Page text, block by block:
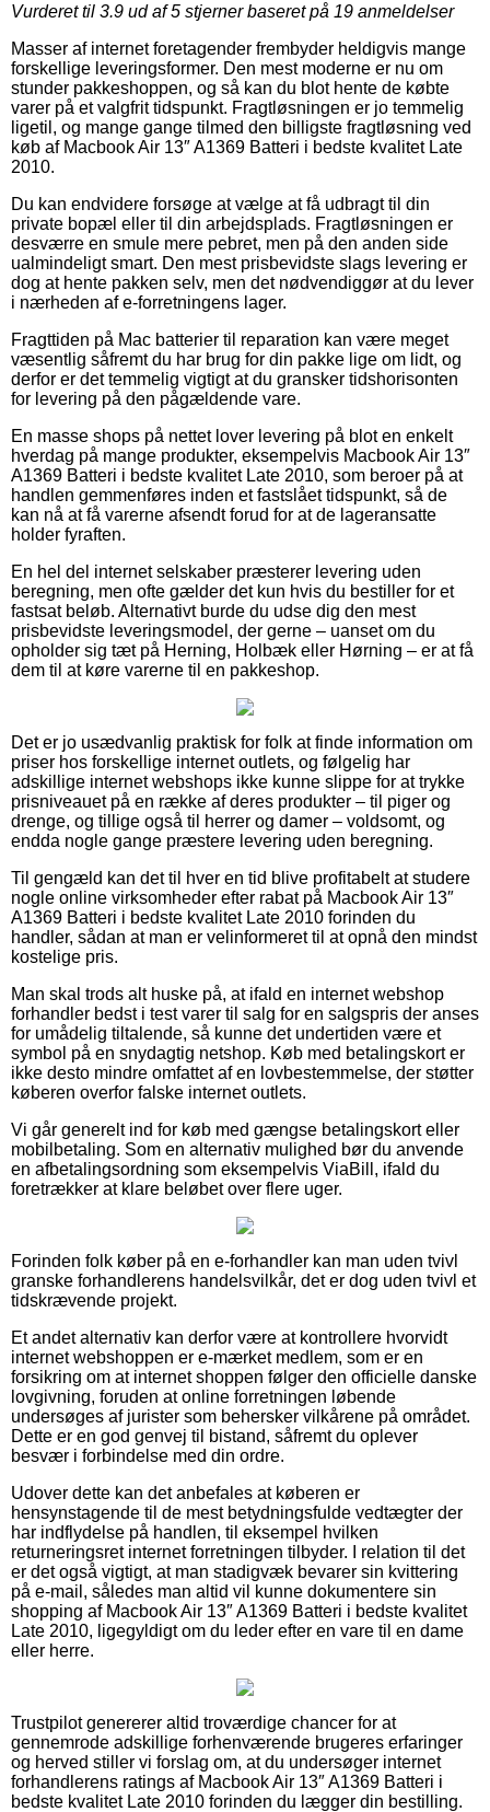
Vurderet til 3.9 ud af 5 stjerner baseret på 19 anmeldelser
Masser af internet foretagender frembyder heldigvis mange
forskellige leveringsformer. Den mest moderne er nu om
stunder pakkeshoppen, og så kan du blot hente de købte
varer på et valgfrit tidspunkt. Fragtløsningen er jo temmelig
ligetil, og mange gange tilmed den billigste fragtløsning ved
køb af Macbook Air 13″ A1369 Batteri i bedste kvalitet Late
2010.
Du kan endvidere forsøge at vælge at få udbragt til din
private bopæl eller til din arbejdsplads. Fragtløsningen er
desværre en smule mere pebret, men på den anden side
ualmindeligt smart. Den mest prisbevidste slags levering er
dog at hente pakken selv, men det nødvendiggør at du lever
i nærheden af e-forretningens lager.
Fragttiden på Mac batterier til reparation kan være meget
væsentlig såfremt du har brug for din pakke lige om lidt, og
derfor er det temmelig vigtigt at du gransker tidshorisonten
for levering på den pågældende vare.
En masse shops på nettet lover levering på blot en enkelt
hverdag på mange produkter, eksempelvis Macbook Air 13″
A1369 Batteri i bedste kvalitet Late 2010, som beroer på at
handlen gemmenføres inden et fastslået tidspunkt, så de
kan nå at få varerne afsendt forud for at de lageransatte
holder fyraften.
En hel del internet selskaber præsterer levering uden
beregning, men ofte gælder det kun hvis du bestiller for et
fastsat beløb. Alternativt burde du udse dig den mest
prisbevidste leveringsmodel, der gerne – uanset om du
opholder sig tæt på Herning, Holbæk eller Hørning – er at få
dem til at køre varerne til en pakkeshop.
Det er jo usædvanlig praktisk for folk at finde information om
priser hos forskellige internet outlets, og følgelig har
adskillige internet webshops ikke kunne slippe for at trykke
prisniveauet på en række af deres produkter – til piger og
drenge, og tillige også til herrer og damer – voldsomt, og
endda nogle gange præstere levering uden beregning.
Til gengæld kan det til hver en tid blive profitabelt at studere
nogle online virksomheder efter rabat på Macbook Air 13″
A1369 Batteri i bedste kvalitet Late 2010 forinden du
handler, sådan at man er velinformeret til at opnå den mindst
kostelige pris.
Man skal trods alt huske på, at ifald en internet webshop
forhandler bedst i test varer til salg for en salgspris der anses
for umådelig tiltalende, så kunne det undertiden være et
symbol på en snydagtig netshop. Køb med betalingskort er
ikke desto mindre omfattet af en lovbestemmelse, der støtter
køberen overfor falske internet outlets.
Vi går generelt ind for køb med gængse betalingskort eller
mobilbetaling. Som en alternativ mulighed bør du anvende
en afbetalingsordning som eksempelvis ViaBill, ifald du
foretrækker at klare beløbet over flere uger.
Forinden folk køber på en e-forhandler kan man uden tvivl
granske forhandlerens handelsvilkår, det er dog uden tvivl et
tidskrævende projekt.
Et andet alternativ kan derfor være at kontrollere hvorvidt
internet webshoppen er e-mærket medlem, som er en
forsikring om at internet shoppen følger den officielle danske
lovgivning, foruden at online forretningen løbende
undersøges af jurister som behersker vilkårene på området.
Dette er en god genvej til bistand, såfremt du oplever
besvær i forbindelse med din ordre.
Udover dette kan det anbefales at køberen er
hensynstagende til de mest betydningsfulde vedtægter der
har indflydelse på handlen, til eksempel hvilken
returneringsret internet forretningen tilbyder. I relation til det
er det også vigtigt, at man stadigvæk bevarer sin kvittering
på e-mail, således man altid vil kunne dokumentere sin
shopping af Macbook Air 13″ A1369 Batteri i bedste kvalitet
Late 2010, ligegyldigt om du leder efter en vare til en dame
eller herre.
Trustpilot genererer altid troværdige chancer for at
gennemrode adskillige forhenværende brugeres erfaringer
og herved stiller vi forslag om, at du undersøger internet
forhandlerens ratings af Macbook Air 13″ A1369 Batteri i
bedste kvalitet Late 2010 forinden du lægger din bestilling.